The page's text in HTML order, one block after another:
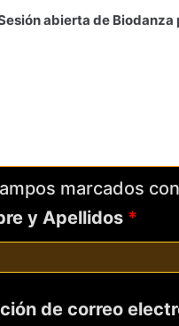
abierta de Biodanza
marcados con
y Apellidos *
de correo